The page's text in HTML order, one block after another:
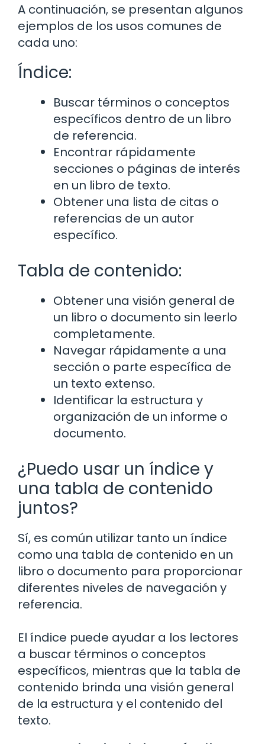
A continuación, se presentan algunos
ejemplos de los usos comunes de
cada uno:
Índice:
Buscar términos o conceptos
específicos dentro de un libro
de referencia.
Encontrar rápidamente
secciones o páginas de interés
en un libro de texto.
Obtener una lista de citas o
referencias de un autor
específico.
Tabla de contenido:
Obtener una visión general de
un libro o documento sin leerlo
completamente.
Navegar rápidamente a una
sección o parte específica de
un texto extenso.
Identificar la estructura y
organización de un informe o
documento.
¿Puedo usar un índice y
una tabla de contenido
juntos?
Sí, es común utilizar tanto un índice
como una tabla de contenido en un
libro o documento para proporcionar
diferentes niveles de navegación y
referencia.
El índice puede ayudar a los lectores
a buscar términos o conceptos
específicos, mientras que la tabla de
contenido brinda una visión general
de la estructura y el contenido del
texto.